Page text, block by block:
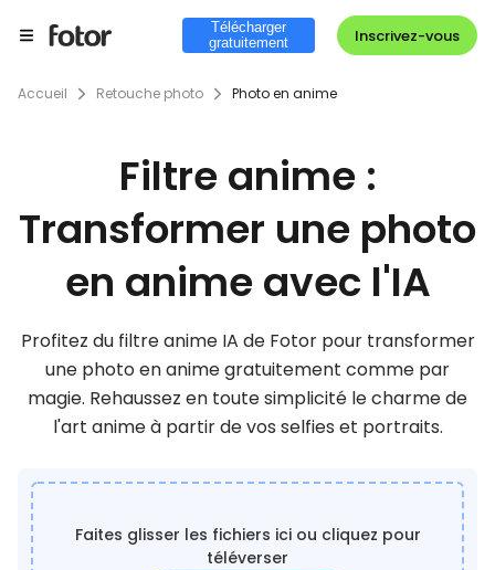
Télécharger
gratuitement
Inscrivez-vous
Accueil Retouche photo Photo en anime
Filtre anime :
Transformer une photo
en anime avec l'IA
Profitez du filtre anime IA de Fotor pour transformer
une photo en anime gratuitement comme par
magie. Rehaussez en toute simplicité le charme de
l'art anime à partir de vos selfies et portraits.
Faites glisser les fichiers ici ou cliquez pour
téléverser